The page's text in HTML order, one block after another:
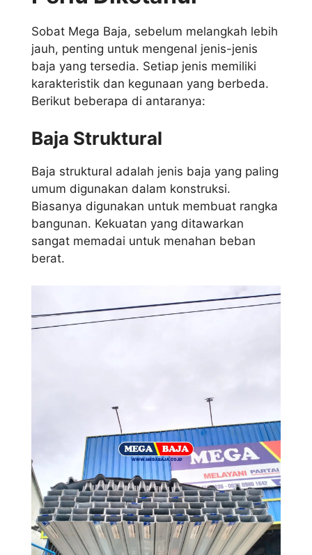
Sobat Mega Baja, sebelum melangkah lebih
jauh, penting untuk mengenal jenis-jenis
baja yang tersedia. Setiap jenis memiliki
karakteristik dan kegunaan yang berbeda.
Berikut beberapa di antaranya:
Baja Struktural
Baja struktural adalah jenis baja yang paling
umum digunakan dalam konstruksi.
Biasanya digunakan untuk membuat rangka
bangunan. Kekuatan yang ditawarkan
sangat memadai untuk menahan beban
berat.